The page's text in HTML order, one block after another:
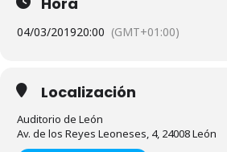
04/03/201920:00 (GMT+01:00)
Localización
Auditorio de León
Av. de los Reyes Leoneses, 4, 24008 León